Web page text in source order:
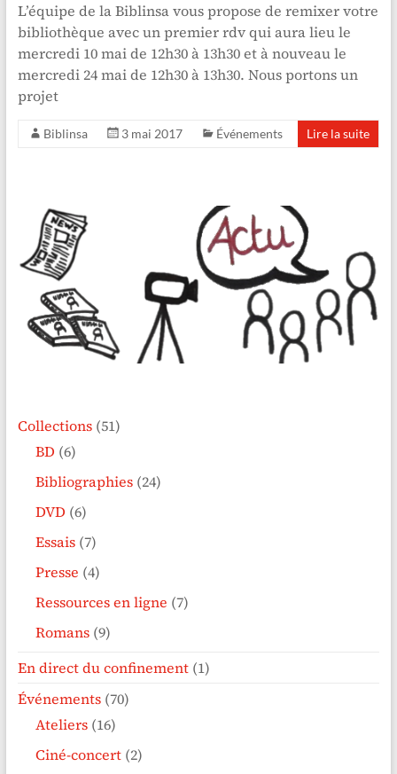
L’équipe de la Biblinsa vous propose de remixer votre
bibliothèque avec un premier rdv qui aura lieu le
mercredi 10 mai de 12h30 à 13h30 et à nouveau le
mercredi 24 mai de 12h30 à 13h30. Nous portons un
projet
Biblinsa 3 mai 2017 Événements Lire la suite
Collections(51)
BD (6)
Bibliographies(24)
DVD (6)
Essais(7)
Presse (4)
Ressources en ligne (7)
Romans(9)
En direct du confinement(1)
Événements(70)
Ateliers(16)
Ciné-concert(2)